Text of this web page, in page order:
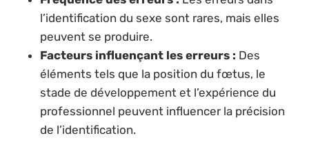
l’identification du sexe sont rares, mais elles
peuvent se produire.
Facteurs influençant les erreurs : Des
éléments tels que la position du fœtus, le
stade de développement et l’expérience du
professionnel peuvent influencer la précision
de l’identification.